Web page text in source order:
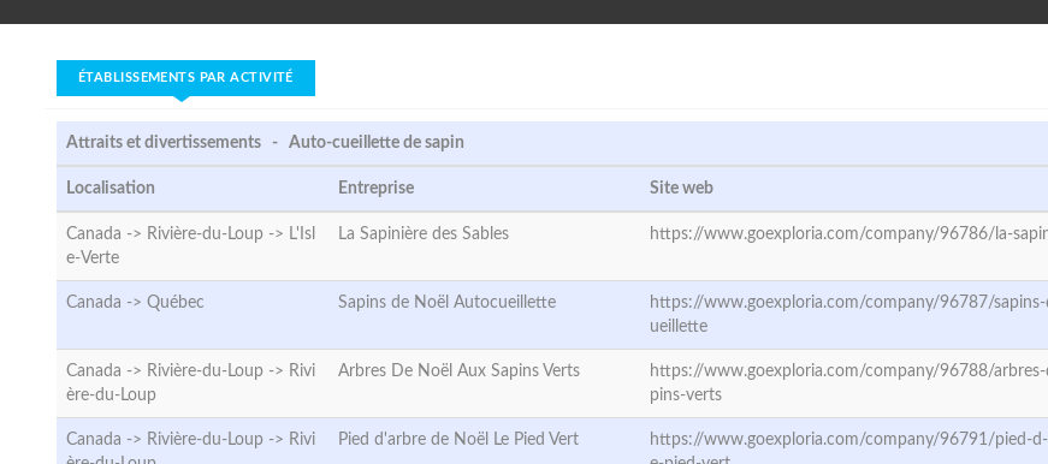
ÉTABLISSEMENTS PAR ACTIVITÉ
Attraits et divertissements - Auto-cueillette de sapin
Localisation Entreprise Site web
Canada -> Rivière-du-Loup -> L'Isl
e-Verte
La Sapinière des Sables https://www.goexploria.com/company/96786/la-
Canada -> Québec Sapins de Noël Autocueillette
https://www.goexploria.com/company/96787/
ueillette
Canada -> Rivière-du-Loup -> Rivi
ère-du-Loup
Arbres De Noël Aux Sapins Verts
https://www.goexploria.com/company/96788/arbres-
pins-verts
Canada -> Rivière-du-Loup -> Rivi
Pied d'arbre de Noël Le Pied Vert
https://www.goexploria.com/company/96791/pied-d-